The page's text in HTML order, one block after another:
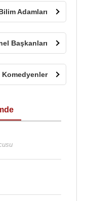
Adamları
Başkanları
Komedyenler